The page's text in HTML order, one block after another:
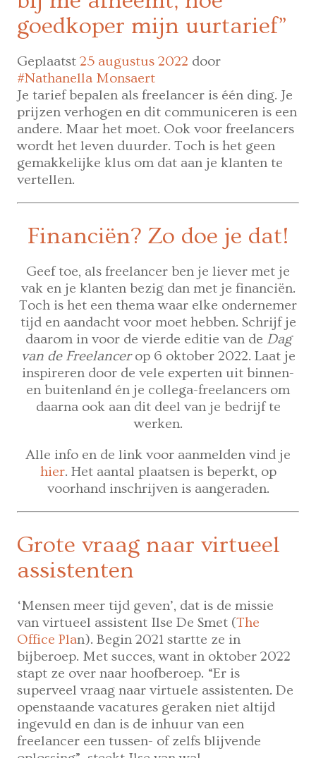
oplossen:
helft
opdrachtgevers
verandert
van
leverancier
goedkoper mijn uurtarief”
Geplaatst 25 augustus 2022 door
#Nathanella Monsaert
Je tarief bepalen als freelancer is één ding. Je
prijzen verhogen en dit communiceren is een
andere. Maar het moet. Ook voor freelancers
wordt het leven duurder. Toch is het geen
gemakkelijke klus om dat aan je klanten te
vertellen.
Financiën? Zo doe je dat!
Geef toe, als freelancer ben je liever met je
vak en je klanten bezig dan met je financiën.
Toch is het een thema waar elke ondernemer
tijd en aandacht voor moet hebben. Schrijf je
daarom in voor de vierde editie van de Dag
van de Freelancerop 6 oktober 2022. Laat je
inspireren door de vele experten uit binnen-
en buitenland én je collega-freelancers om
daarna ook aan dit deel van je bedrijf te
werken.
Alle info en de link voor aanmelden vind je
hier. Het aantal plaatsen is beperkt, op
voorhand inschrijven is aangeraden.
Grote vraag naar virtueel
assistenten
‘Mensen meer tijd geven’, dat is de missie
van virtueel assistent Ilse De Smet (The
Office Plan). Begin 2021 startte ze in
bijberoep. Met succes, want in oktober 2022
stapt ze over naar hoofberoep. “Er is
superveel vraag naar virtuele assistenten. De
openstaande vacatures geraken niet altijd
ingevuld en dan is de inhuur van een
freelancer een tussen- of zelfs blijvende